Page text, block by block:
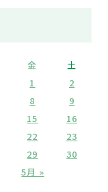
金 土
5月 »
1
2
8
9
15
16
22
23
29 30